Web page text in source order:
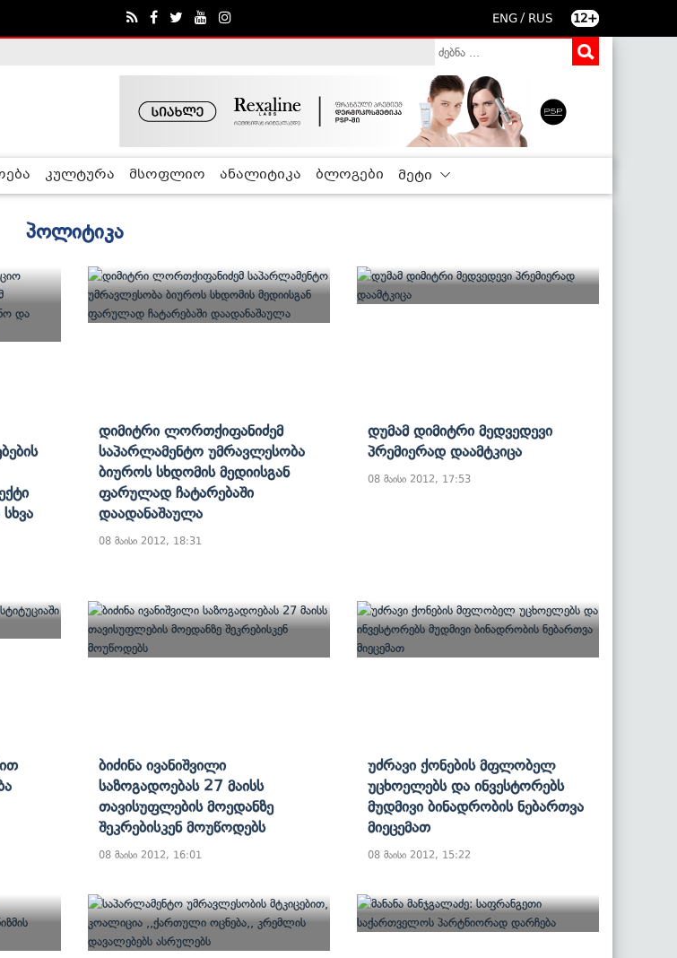
ENG / RUS 12+
კულტურა მსოფლიო ანალიტიკა ბლოგები მეტი
პოლიტიკა
Დიმიტრი Ლორთქიფანიძემ
Საპარლამენტო Უმრავლესობა
Ბიუროს Სხდომის Მედიისგან
Ფარულად Ჩატარებაში
Დაადანაშაულა
08 მაისი 2012, 18:31
Დუმამ Დიმიტრი Მედვედევი
Პრემიერად Დაამტკიცა
08 მაისი 2012, 17:53
Ბიძინა Ივანიშვილი
Საზოგადოებას 27 Მაისს
Თავისუფლების Მოედანზე
Შეკრებისკენ Მოუწოდებს
08 მაისი 2012, 16:01
Უძრავი Ქონების Მფლობელ
Უცხოელებს Და Ინვესტორებს
Მუდმივი Ბინადრობის Ნებართვა
Მიეცემათ
08 მაისი 2012, 15:22